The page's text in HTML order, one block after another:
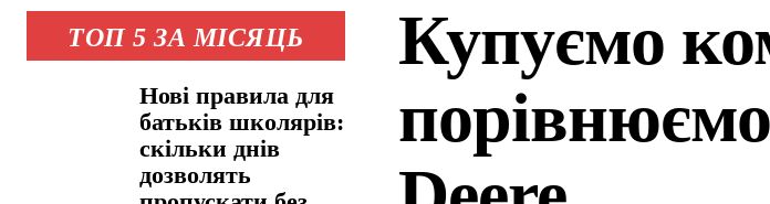
ТОП 5 ЗА МІСЯЦЬ
Нові правила для
батьків школярів:
скільки днів
дозволять
Купуємо
порівнюємо